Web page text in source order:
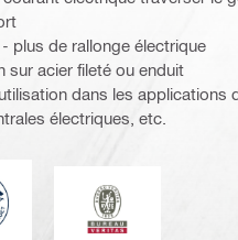
plus de rallonge électrique
sur acier fileté ou enduit
dans les applications
électriques, etc.
Bureau of Shipping
Bureau Veritas